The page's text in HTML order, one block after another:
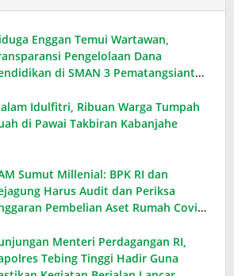
Enggan Temui Wartawan,
Pengelolaan Dana
di SMAN 3 Pematangsiantar
Idulfitri, Ribuan Warga Tumpah
di Pawai Takbiran Kabanjahe
Sumut Millenial: BPK RI dan
Harus Audit dan Periksa
Pembelian Aset Rumah Covid
Menteri Perdagangan RI,
Tebing Tinggi Hadir Guna